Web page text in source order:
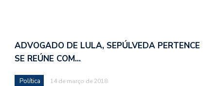
ADVOGADO DE LULA, SEPÚLVEDA PERTENCE
SE REÚNE COM…
Política 14 de março de 2018